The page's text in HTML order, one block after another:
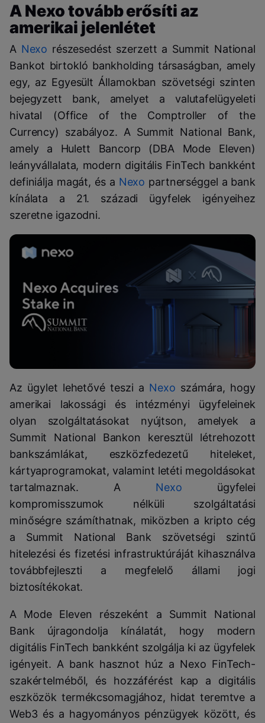
A Nexo tovább erősíti az
amerikai jelenlétet
A Nexo részesedést szerzett a Summit National
Bankot birtokló bankholding társaságban, amely
egy, az Egyesült Államokban szövetségi szinten
bejegyzett bank, amelyet a valutafelügyeleti
hivatal (Office of the Comptroller of the
Currency) szabályoz. A Summit National Bank,
amely a Hulett Bancorp (DBA Mode Eleven)
leányvállalata, modern digitális FinTech bankként
definiálja magát, és a Nexo partnerséggel a bank
kínálata a 21. századi ügyfelek igényeihez
szeretne igazodni.
Az ügylet lehetővé teszi a Nexo számára, hogy
amerikai lakossági és intézményi ügyfeleinek
olyan szolgáltatásokat nyújtson, amelyek a
Summit National Bankon keresztül létrehozott
bankszámlákat, eszközfedezetű hiteleket,
kártyaprogramokat, valamint letéti megoldásokat
tartalmaznak. A Nexo ügyfelei
kompromisszumok nélküli szolgáltatási
minőségre számíthatnak, miközben a kripto cég
a Summit National Bank szövetségi szintű
hitelezési és fizetési infrastruktúráját kihasználva
továbbfejleszti a megfelelő állami jogi
biztosítékokat.
A Mode Eleven részeként a Summit National
Bank újragondolja kínálatát, hogy modern
digitális FinTech bankként szolgálja ki az ügyfelek
igényeit. A bank hasznot húz a Nexo FinTech-
szakértelméből, és hozzáférést kap a digitális
eszközök termékcsomagjához, hidat teremtve a
Web3 és a hagyományos pénzügyek között, és